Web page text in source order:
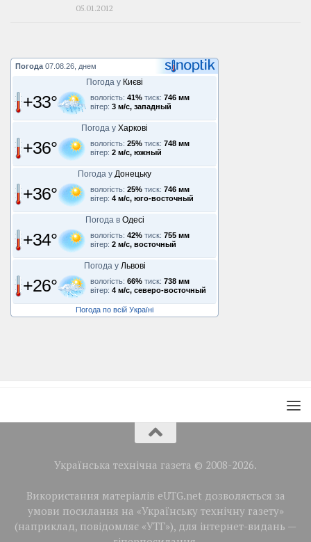
05.01.2012
Погода 07.08.26, днем
Погода у Києві
+33° вологість: 41% тиск: 746 мм
вітер: 3 м/с, западный
Погода у Харкові
+36° вологість: 25% тиск: 748 мм
вітер: 2 м/с, южный
Погода у Донецьку
+36° вологість: 25% тиск: 746 мм
вітер: 4 м/с, юго-восточный
Погода в Одесі
+34° вологість: 42% тиск: 755 мм
вітер: 2 м/с, восточный
Погода у Львові
+26° вологість: 66% тиск: 738 мм
вітер: 4 м/с, северо-восточный
Погода по всій Україні
Українська технічна газета © 2008-2026.
Використання матеріалів eUTG.net дозволяється за
умови посилання на «Українську технічну газету»
(наприклад, повідомляє «УТГ»), для інтернет-видань —